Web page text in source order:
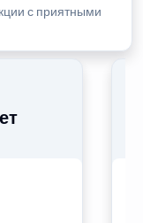
с приятными